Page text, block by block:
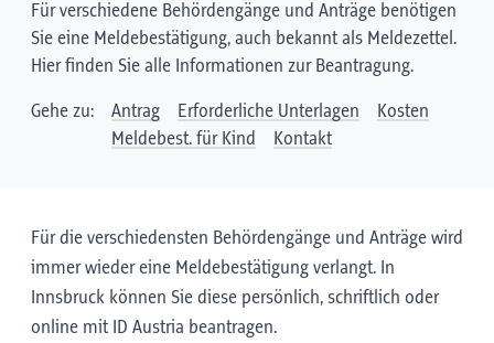
Für verschiedene Behördengänge und Anträge benötigen
Sie eine Meldebestätigung, auch bekannt als Meldezettel.
Hier finden Sie alle Informationen zur Beantragung.
Gehe zu: Antrag Erforderliche Unterlagen
Kosten
Meldebest. für Kind
Kontakt
Für die verschiedensten Behördengänge und Anträge wird
immer wieder eine Meldebestätigung verlangt. In
Innsbruck können Sie diese persönlich, schriftlich oder
online mit ID Austria beantragen.